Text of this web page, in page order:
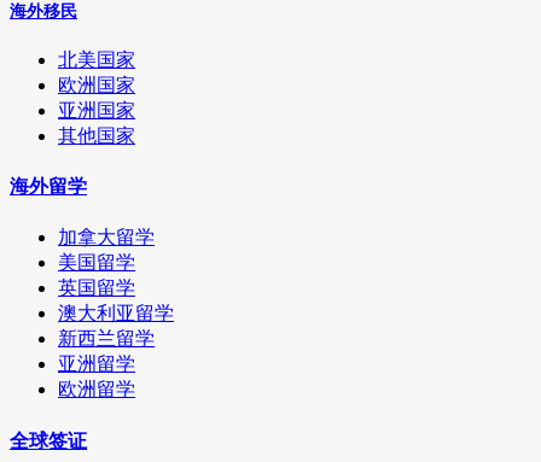
海外移民
北美国家
欧洲国家
亚洲国家
其他国家
海外留学
加拿大留学
美国留学
英国留学
澳大利亚留学
新西兰留学
亚洲留学
欧洲留学
全球签证